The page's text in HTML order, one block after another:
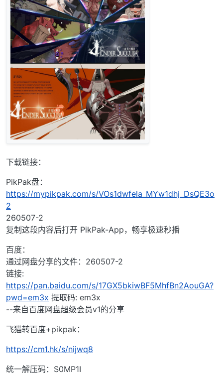
下载链接：
PikPak盘：
https://mypikpak.com/s/VOs1dwfela_MYw1dhj_DsQE3o
2
260507-2
复制这段内容后打开 PikPak-App，畅享极速秒播
百度：
通过网盘分享的文件：260507-2
链接:
https://pan.baidu.com/s/17GX5bkiwBF5MhfBn2AouGA?
pwd=em3x 提取码: em3x
--来自百度网盘超级会员v1的分享
飞猫转百度+pikpak：
https://cm1.hk/s/nijwq8
统一解压码：S0MP1I